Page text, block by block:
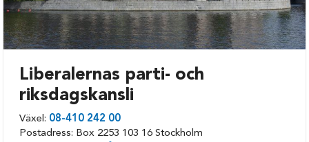
Liberalernas parti- och
riksdagskansli
Växel: 08-410 242 00
Postadress: Box 2253 103 16 Stockholm